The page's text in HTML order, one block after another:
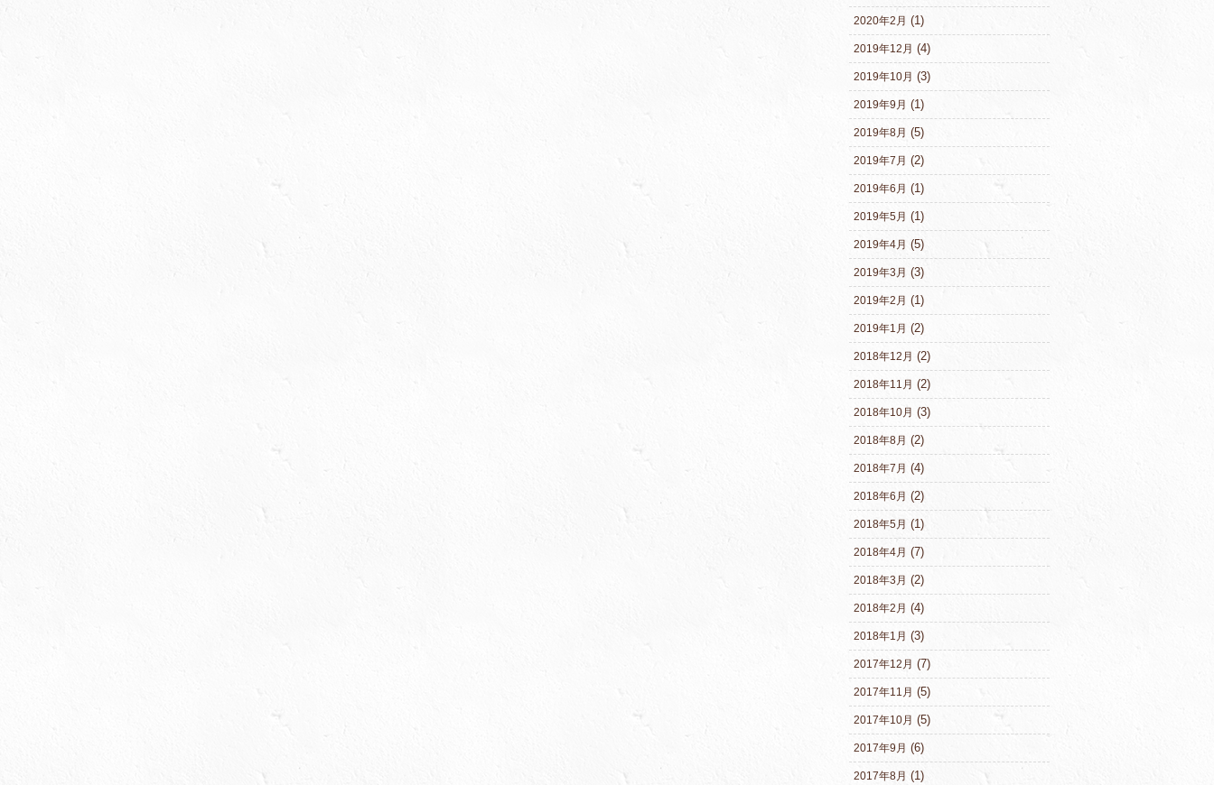
2020年2月 (1)
2019年12月 (4)
2019年10月 (3)
2019年9月 (1)
2019年8月 (5)
2019年7月 (2)
2019年6月 (1)
2019年5月 (1)
2019年4月 (5)
2019年3月 (3)
2019年2月 (1)
2019年1月 (2)
2018年12月 (2)
2018年11月 (2)
2018年10月 (3)
2018年8月 (2)
2018年7月 (4)
2018年6月 (2)
2018年5月 (1)
2018年4月 (7)
2018年3月 (2)
2018年2月 (4)
2018年1月 (3)
2017年12月 (7)
2017年11月 (5)
2017年10月 (5)
2017年9月 (6)
2017年8月 (1)